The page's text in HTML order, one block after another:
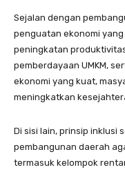
Sejalan dengan
penguatan ekonomi
peningkatan
pemberdayaan UMKM,
ekonomi yang kuat,
meningkatkan
Di sisi lain, prinsip inklusi
pembangunan daerah
termasuk kelompok